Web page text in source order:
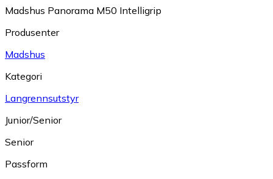
Madshus Panorama M50 Intelligrip
Produsenter
Madshus
Kategori
Langrennsutstyr
Junior/Senior
Senior
Passform